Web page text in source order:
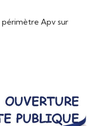
périmètre Apv sur